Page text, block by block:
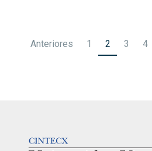
de
Anteriores 1 2 3 4